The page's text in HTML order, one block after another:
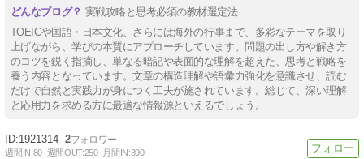
実戦攻略と思考必須の教材選定法
TOEICや国語・日本文化、さらには海外の行事まで、多彩なテーマを取り
上げながら、学びの本質にアプローチしています。問題の出し方や解き方
のコツを鋭く指摘し、単なる暗記や表面的な理解を超えた、思考と戦略を
養う内容となっています。文章の構造理解や語彙力強化を意識させ、読む
だけで自然と実践力が身につく工夫が施されています。総じて、深い理解
と応用力を求める方に最適な情報源といえるでしょう。
1921314 2
週間IN:80 週間OUT:250 月間IN:390